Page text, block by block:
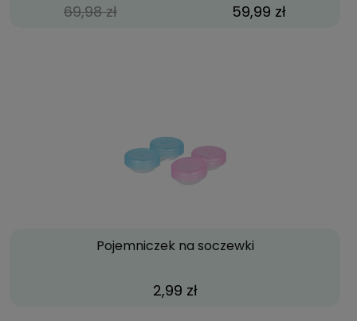
69,98 zł 59,99 zł
Pojemniczek na soczewki
2,99 zł